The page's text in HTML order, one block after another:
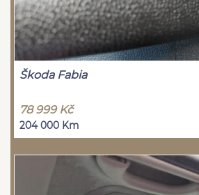
Škoda Fabia
78 999 Kč
204 000 Km